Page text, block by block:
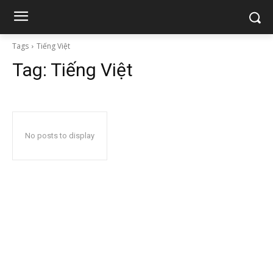
Tags Tiếng Việt
Tag: Tiếng Việt
No posts to display